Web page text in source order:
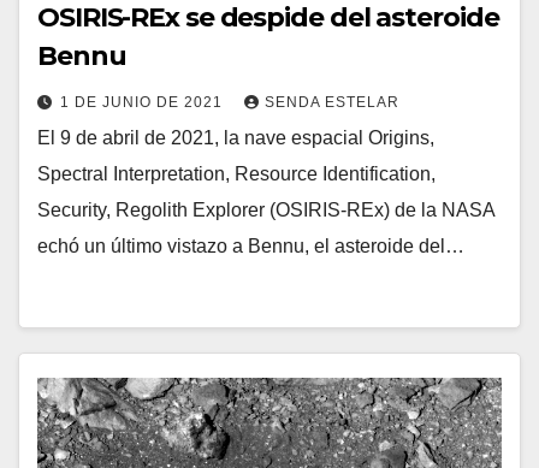
OSIRIS-REx se despide del asteroide
Bennu
1 DE JUNIO DE 2021 SENDA ESTELAR
El 9 de abril de 2021, la nave espacial Origins,
Spectral Interpretation, Resource Identification,
Security, Regolith Explorer (OSIRIS-REx) de la NASA
echó un último vistazo a Bennu, el asteroide del…